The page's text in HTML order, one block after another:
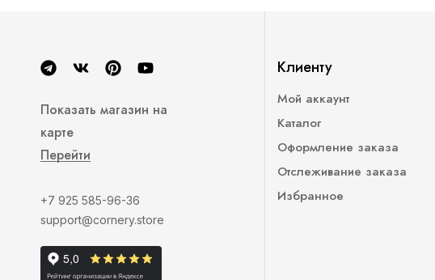
Показать магазин на
карте
Перейти
+7 925 585-96-36
support@cornery.store
Клиенту
Мой аккаунт
Каталог
Оформление заказа
Отслеживание заказа
Избранное